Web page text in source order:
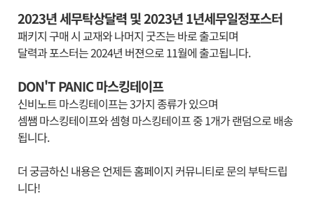
2023년 세무탁상달력 및 2023년 1년세무일정포스터
패키지 구매 시 교재와 나머지 굿즈는 바로 출고되며
달력과 포스터는 2024년 버젼으로 11월에 출고됩니다.
DON'T PANIC 마스킹테이프
신비노트 마스킹테이프는 3가지 종류가 있으며
셈쌤 마스킹테이프와 셈형 마스킹테이프 중 1개가 랜덤으로 배송
됩니다.
더 궁금하신 내용은 언제든 홈페이지 커뮤니티로 문의 부탁드립
니다!